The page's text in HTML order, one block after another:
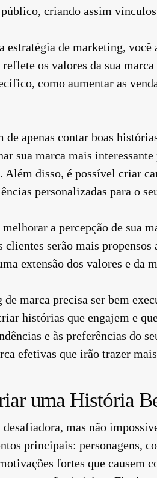
criando assim vínculos
estratégia de marketing, você
os valores da sua marca
como aumentar as
apenas contar boas
sua marca mais
Além disso, é possível criar
personalizadas para o
a percepção de sua
serão mais
extensão dos valores e da
marca precisa ser bem
histórias que engajem e
e às preferências do
efetivas que irão trazer
uma História
mas não
principais: personagens,
fortes que causem